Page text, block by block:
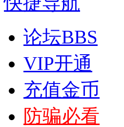
论坛BBS
VIP开通
充值金币
防骗必看